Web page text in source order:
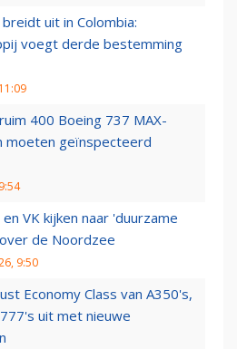
uit in Colombia:
voegt derde bestemming
400 Boeing 737 MAX-
moeten geïnspecteerd
VK kijken naar 'duurzame
de Noordzee
9:50
Economy Class van A350's,
uit met nieuwe